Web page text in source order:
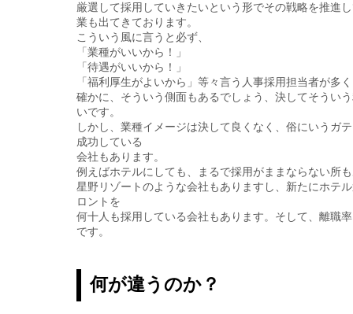
厳選して採用していきたいという形でその戦略を推進
業も出てきております。
こういう風に言うと必ず、
「業種がいいから！」
「待遇がいいから！」
「福利厚生がよいから」等々言う人事採用担当者が多
確かに、そういう側面もあるでしょう、決してそうい
いです。
しかし、業種イメージは決して良くなく、俗にいうガ
成功している
会社もあります。
例えばホテルにしても、まるで採用がままならない所
星野リゾートのような会社もありますし、新たにホテ
ロントを
何十人も採用している会社もあります。そして、離職
です。
何が違うのか？